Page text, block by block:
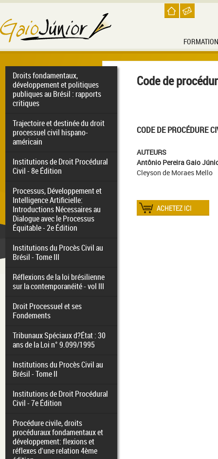
FORMATION
Droits fondamentaux,
développement et politiques
publiques au Brésil : rapports
critiques
Trajectoire et destinée du droit
processuel civil hispano-
américain
Institutions de Droit Procédural
Civil - 8e Édition
Processus, Développement et
Intelligence Artificielle:
Introductions Nécessaires au
Dialogue avec le Processus
Équitable - 2e Édition
Institutions du Procès Civil au
Brésil - Tome III
Réflexions de la loi brésilienne
sur la contemporanéité - vol III
Droit Processuel et ses
Fondements
Tribunaux Spéciaux d?État : 30
ans de la Loi n° 9.099/1995
Institutions du Procès Civil au
Brésil - Tome II
Institutions de Droit Procédural
Civil - 7e Édition
Procédure civile, droits
procéduraux fondamentaux et
développement: flexions et
réflexes d'une relation 4ème
Code de
CODE DE PROCÉDURE
AUTEURS
Antônio Pereira Gaio
Cleyson de Moraes Mello